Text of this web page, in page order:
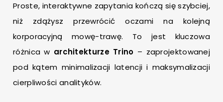
Proste, interaktywne zapytania kończą się szybciej,
niż zdążysz przewrócić oczami na kolejną
korporacyjną mowę-trawę. To jest kluczowa
różnica w architekturze Trino – zaprojektowanej
pod kątem minimalizacji latencji i maksymalizacji
cierpliwości analityków.